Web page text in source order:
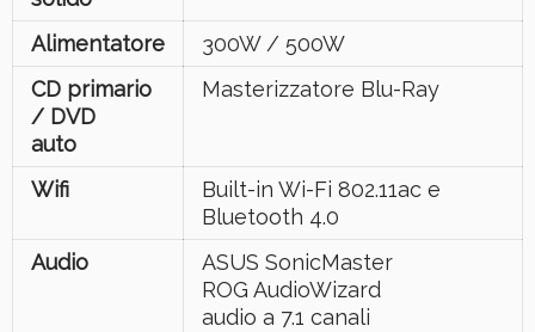
Alimentatore
300W / 500W
CD primario
/ DVD
auto
Masterizzatore Blu-Ray
Wifi
Built-in Wi-Fi 802.11ac e
Bluetooth 4.0
Audio
ASUS SonicMaster
ROG AudioWizard
audio a 7.1 canali